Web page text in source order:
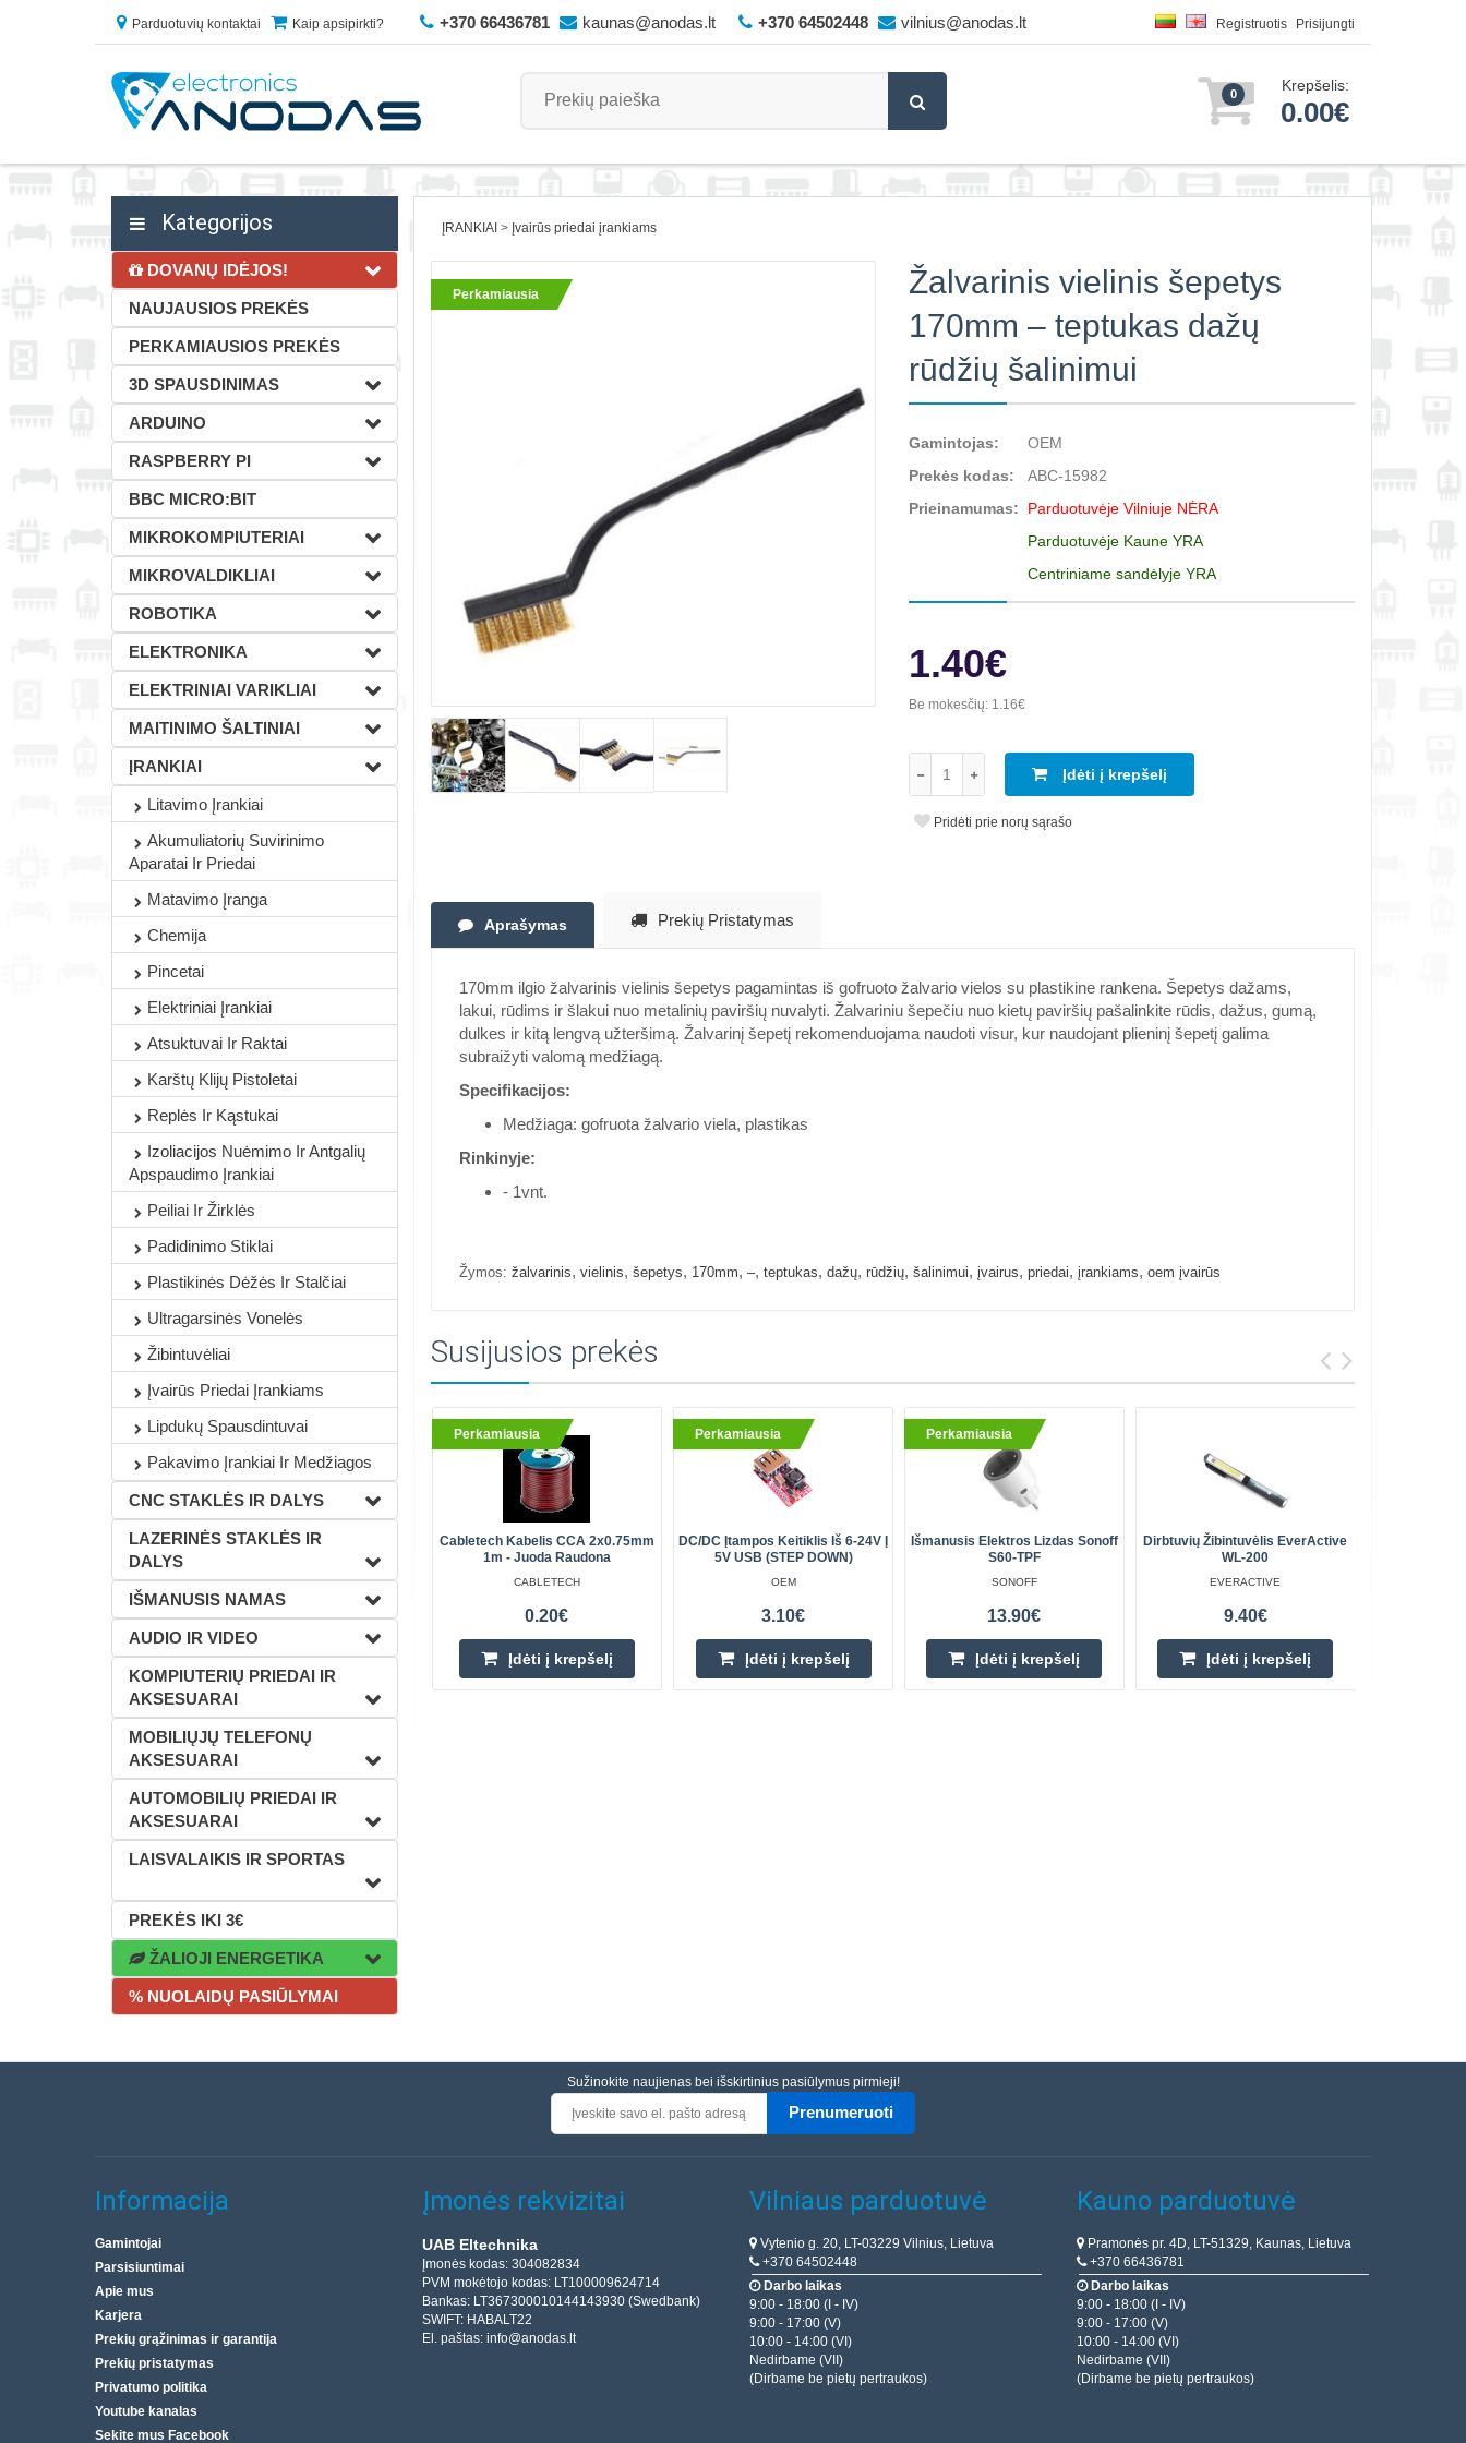
Parduotuvių kontaktai Kaip apsipirkti? +370 66436781 kaunas@anodas.lt +370 64502448 vilnius@anodas.lt Registruotis Prisijungti
0 Krepšelis:
0.00€
Kategorijos
DOVANŲ IDĖJOS!
NAUJAUSIOS PREKĖS
PERKAMIAUSIOS PREKĖS
3D SPAUSDINIMAS
ARDUINO
RASPBERRY PI
BBC MICRO:BIT
MIKROKOMPIUTERIAI
MIKROVALDIKLIAI
ROBOTIKA
ELEKTRONIKA
ELEKTRINIAI VARIKLIAI
MAITINIMO ŠALTINIAI
ĮRANKIAI
Litavimo Įrankiai
Akumuliatorių Suvirinimo
Aparatai Ir Priedai
Matavimo Įranga
Chemija
Pincetai
Elektriniai Įrankiai
Atsuktuvai Ir Raktai
Karštų Klijų Pistoletai
Replės Ir Kąstukai
Izoliacijos Nuėmimo Ir Antgalių
Apspaudimo Įrankiai
Peiliai Ir Žirklės
Padidinimo Stiklai
Plastikinės Dėžės Ir Stalčiai
Ultragarsinės Vonelės
Žibintuvėliai
Įvairūs Priedai Įrankiams
Lipdukų Spausdintuvai
Pakavimo Įrankiai Ir Medžiagos
CNC STAKLĖS IR DALYS
LAZERINĖS STAKLĖS IR
DALYS
IŠMANUSIS NAMAS
AUDIO IR VIDEO
KOMPIUTERIŲ PRIEDAI IR
AKSESUARAI
MOBILIŲJŲ TELEFONŲ
AKSESUARAI
AUTOMOBILIŲ PRIEDAI IR
AKSESUARAI
LAISVALAIKIS IR SPORTAS
PREKĖS IKI 3€
ŽALIOJI ENERGETIKA
% NUOLAIDŲ PASIŪLYMAI
ĮRANKIAI Įvairūs priedai įrankiams
Perkamiausia
Žalvarinis vielinis šepetys
170mm – teptukas dažų
rūdžių šalinimui
Gamintojas:
OEM
Prekės kodas:
ABC-15982
Prieinamumas:
Parduotuvėje Vilniuje NĖRA
Parduotuvėje Kaune YRA
Centriniame sandėlyje YRA
1.40€
Be mokesčių: 1.16€
Įdėti į krepšelį
Pridėti prie norų sąrašo
Aprašymas Prekių Pristatymas
170mm ilgio žalvarinis vielinis šepetys pagamintas iš gofruoto žalvario vielos su plastikine rankena. Šepetys dažams,
lakui, rūdims ir šlakui nuo metalinių paviršių nuvalyti. Žalvariniu šepečiu nuo kietų paviršių pašalinkite rūdis, dažus, gumą,
dulkes ir kitą lengvą užteršimą. Žalvarinį šepetį rekomenduojama naudoti visur, kur naudojant plieninį šepetį galima
subraižyti valomą medžiagą.
Specifikacijos:
Medžiaga: gofruota žalvario viela, plastikas
Rinkinyje:
- 1vnt.
Žymos: žalvarinis, vielinis, šepetys, 170mm, –, teptukas, dažų, rūdžių, šalinimui, įvairus, priedai, įrankiams, oem įvairūs
Susijusios prekės
Perkamiausia
Cabletech Kabelis CCA 2x0.75mm
1m - Juoda Raudona
CABLETECH
0.20€
Įdėti į krepšelį
Perkamiausia
DC/DC Įtampos Keitiklis Iš 6-24V Į
5V USB (STEP DOWN)
OEM
3.10€
Įdėti į krepšelį
Perkamiausia
Išmanusis Elektros Lizdas Sonoff
S60-TPF
SONOFF
13.90€
Įdėti į krepšelį
Dirbtuvių Žibintuvėlis EverActive
WL-200
EVERACTIVE
9.40€
Įdėti į krepšelį
Sužinokite naujienas bei išskirtinius pasiūlymus pirmieji!
Prenumeruoti
Informacija
Gamintojai
Parsisiuntimai
Apie mus
Karjera
Prekių grąžinimas ir garantija
Prekių pristatymas
Privatumo politika
Youtube kanalas
Sekite mus Facebook
Įmonės rekvizitai
UAB Eltechnika
Įmonės kodas: 304082834
PVM mokėtojo kodas: LT100009624714
Bankas: LT367300010144143930 (Swedbank)
SWIFT: HABALT22
El. paštas: info@anodas.lt
Vilniaus parduotuvė
Vytenio g. 20, LT-03229 Vilnius, Lietuva
+370 64502448
Darbo laikas
9:00 - 18:00 (I - IV)
9:00 - 17:00 (V)
10:00 - 14:00 (VI)
Nedirbame (VII)
(Dirbame be pietų pertraukos)
Kauno parduotuvė
Pramonės pr. 4D, LT-51329, Kaunas, Lietuva
+370 66436781
Darbo laikas
9:00 - 18:00 (I - IV)
9:00 - 17:00 (V)
10:00 - 14:00 (VI)
Nedirbame (VII)
(Dirbame be pietų pertraukos)